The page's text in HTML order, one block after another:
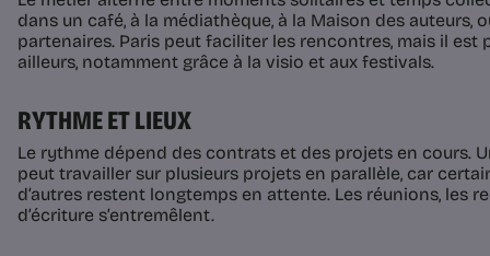
dans un café, à la médiathèque, à la Maison des auteurs,
partenaires. Paris peut faciliter les rencontres, mais il est
ailleurs, notamment grâce à la visio et aux festivals.
RYTHME ET LIEUX
Le rythme dépend des contrats et des projets en cours.
peut travailler sur plusieurs projets en parallèle, car
d’autres restent longtemps en attente. Les réunions, les
d’écriture s’entremêlent.